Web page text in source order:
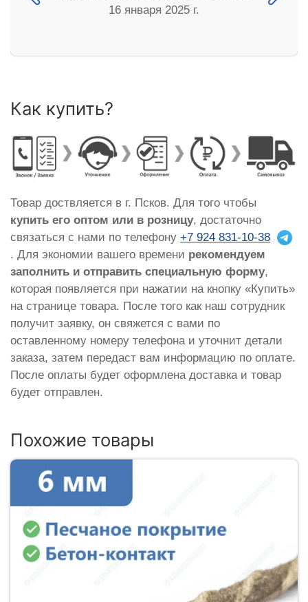
16 января 2025 г.
Как купить?
Товар доствляется в г. Псков. Для того чтобы
купить его оптом или в розницу, достаточно
связаться с нами по телефону +7 924 831-10-38
. Для экономии вашего времени рекомендуем
заполнить и отправить специальную форму,
которая появляется при нажатии на кнопку «Купить»
на странице товара. После того как наш сотрудник
получит заявку, он свяжется с вами по
оставленному номеру телефона и уточнит детали
заказа, затем передаст вам информацию по оплате.
После оплаты будет оформлена доставка и товар
будет отправлен.
Похожие товары